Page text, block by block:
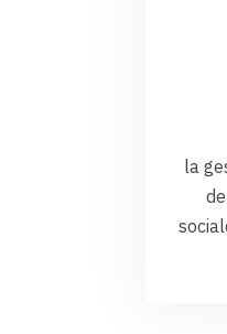
la